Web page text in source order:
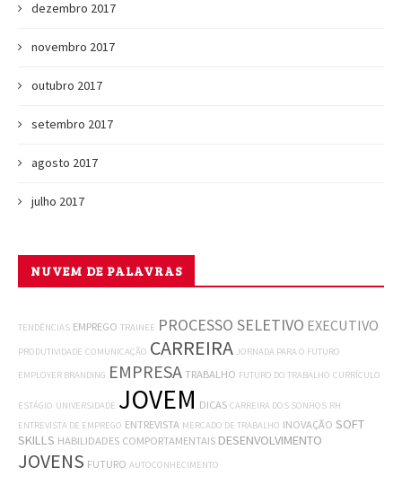
dezembro 2017
novembro 2017
outubro 2017
setembro 2017
agosto 2017
julho 2017
NUVEM DE PALAVRAS
TENDÊNCIAS EMPREGO TRAINEE PROCESSO SELETIVO EXECUTIVO
PRODUTIVIDADE COMUNICAÇÃO CARREIRA JORNADA PARA O FUTURO
EMPLOYER BRANDING EMPRESA TRABALHO FUTURO DO TRABALHO CURRÍCULO
ESTÁGIO UNIVERSIDADE JOVEM DICAS CARREIRA DOS SONHOS RH
ENTREVISTA DE EMPREGO ENTREVISTA MERCADO DE TRABALHO INOVAÇÃO SOFT
SKILLS HABILIDADES COMPORTAMENTAIS DESENVOLVIMENTO
JOVENS FUTURO AUTOCONHECIMENTO